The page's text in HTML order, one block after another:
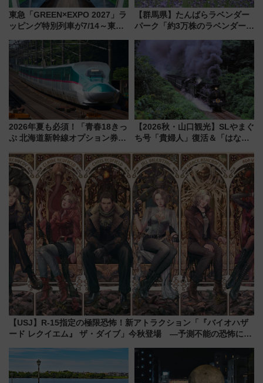
東急「GREEN×EXPO 2027」ラ
ッピング特別列車が7/14～東
ー！ 注目の編成やデザインまと
め
【群馬県】たんばらラベンダー
パーク「約3万株のラベンダー」
で都心から約1時間半で夏の絶景
を！
2026年夏も必須！「青春18きっ
ぷ 北海道新幹線オプション券」
の罠
【2026秋・山口観光】SLやまぐ
ち号「貴婦人」復活＆「はなあ
注目観光列車まとめ きっぷの取
り方は？
【USJ】R-15指定の極限恐怖！新アトラクション「『バイオハザ
ード レクイエム』 ザ・ダイブ」今秋登場 ―予測不能の恐怖に泣